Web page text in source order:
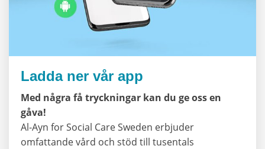
Ladda ner vår app
Med några få tryckningar kan du ge oss en
gåva!
Al-Ayn for Social Care Sweden erbjuder
omfattande vård och stöd till tusentals